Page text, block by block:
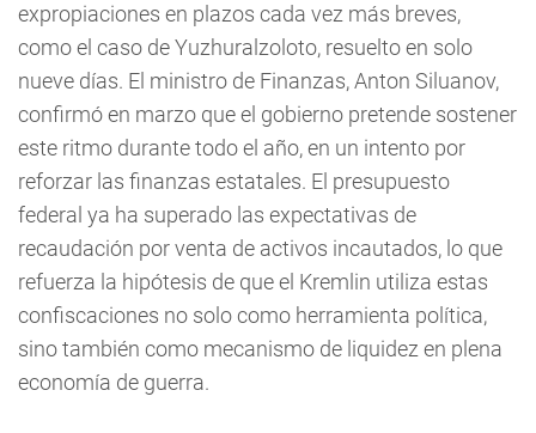
expropiaciones en plazos cada vez más breves,
como el caso de Yuzhuralzoloto, resuelto en solo
nueve días. El ministro de Finanzas, Anton Siluanov,
confirmó en marzo que el gobierno pretende sostener
este ritmo durante todo el año, en un intento por
reforzar las finanzas estatales. El presupuesto
federal ya ha superado las expectativas de
recaudación por venta de activos incautados, lo que
refuerza la hipótesis de que el Kremlin utiliza estas
confiscaciones no solo como herramienta política,
sino también como mecanismo de liquidez en plena
economía de guerra.